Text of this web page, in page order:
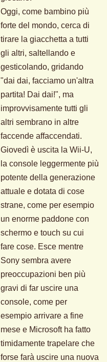
Oggi, come bambino più
forte del mondo, cerca di
tirare la giacchetta a tutti
gli altri, saltellando e
gesticolando, gridando
"dai dai, facciamo un'altra
partita! Dai dai!", ma
improvvisamente tutti gli
altri sembrano in altre
faccende affaccendati.
Giovedì è uscita la Wii-U,
la console leggermente più
potente della generazione
attuale e dotata di cose
strane, come per esempio
un enorme paddone con
schermo e touch su cui
fare cose. Esce mentre
Sony sembra avere
preoccupazioni ben più
gravi di far uscire una
console, come per
esempio arrivare a fine
mese e Microsoft ha fatto
timidamente trapelare che
forse farà uscire una nuova